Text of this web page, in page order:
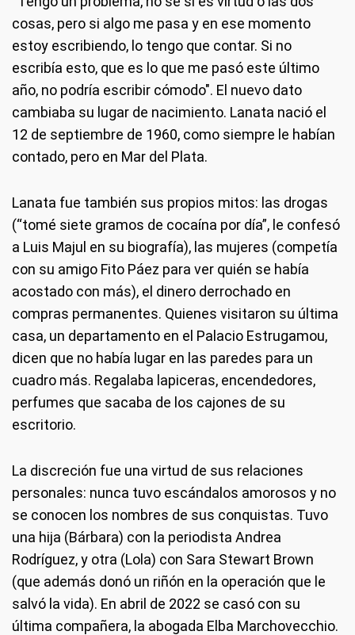
cosas, pero si algo me pasa y en ese momento
estoy escribiendo, lo tengo que contar. Si no
escribía esto, que es lo que me pasó este último
año, no podría escribir cómodo". El nuevo dato
cambiaba su lugar de nacimiento. Lanata nació el
12 de septiembre de 1960, como siempre le habían
contado, pero en Mar del Plata.
Lanata fue también sus propios mitos: las drogas
(“tomé siete gramos de cocaína por día”, le confesó
a Luis Majul en su biografía), las mujeres (competía
con su amigo Fito Páez para ver quién se había
acostado con más), el dinero derrochado en
compras permanentes. Quienes visitaron su última
casa, un departamento en el Palacio Estrugamou,
dicen que no había lugar en las paredes para un
cuadro más. Regalaba lapiceras, encendedores,
perfumes que sacaba de los cajones de su
escritorio.
La discreción fue una virtud de sus relaciones
personales: nunca tuvo escándalos amorosos y no
se conocen los nombres de sus conquistas. Tuvo
una hija (Bárbara) con la periodista Andrea
Rodríguez, y otra (Lola) con Sara Stewart Brown
(que además donó un riñón en la operación que le
salvó la vida). En abril de 2022 se casó con su
última compañera, la abogada Elba Marchovecchio.